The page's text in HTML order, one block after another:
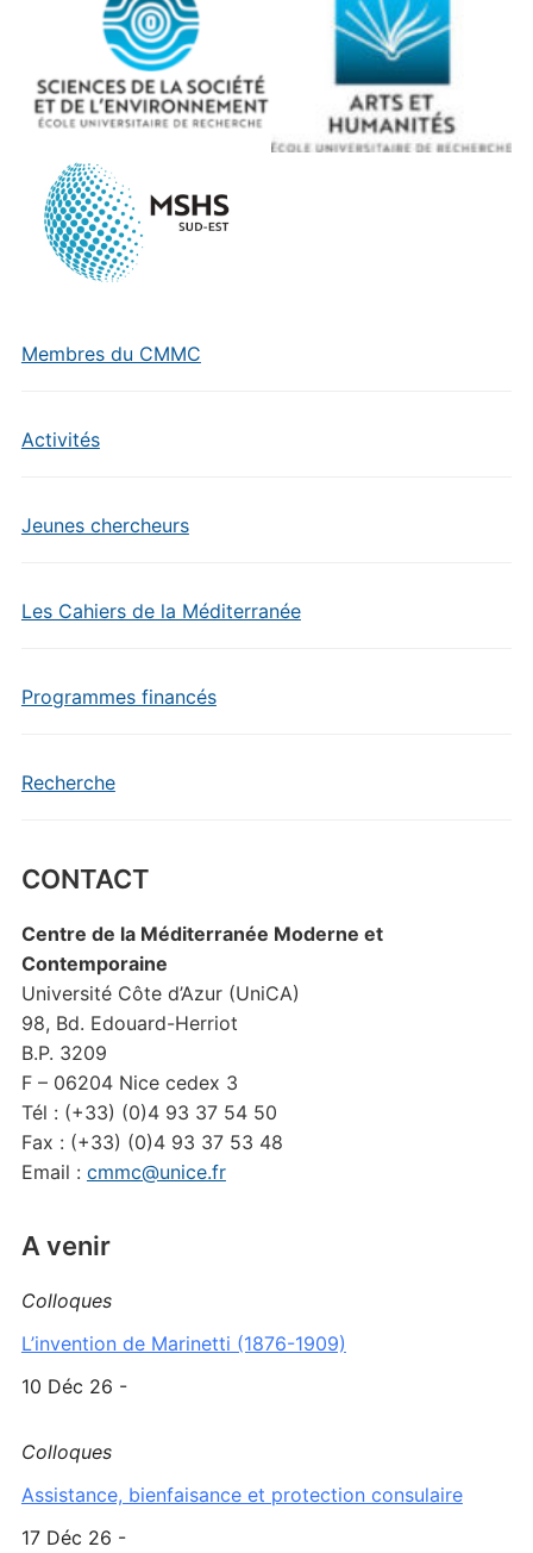
Membres du CMMC
Activités
Jeunes chercheurs
Les Cahiers de la Méditerranée
Programmes financés
Recherche
CONTACT
Centre de la Méditerranée Moderne et
Contemporaine
Université Côte d’Azur (UniCA)
98, Bd. Edouard-Herriot
B.P. 3209
F – 06204 Nice cedex 3
Tél : (+33) (0)4 93 37 54 50
Fax : (+33) (0)4 93 37 53 48
Email : cmmc@unice.fr
A venir
Colloques
L’invention de Marinetti (1876-1909)
10 Déc 26 -
Colloques
Assistance, bienfaisance et protection consulaire
17 Déc 26 -